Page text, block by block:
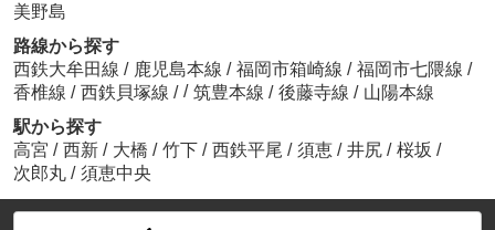
美野島
路線から探す
西鉄大牟田線 / 鹿児島本線 / 福岡市箱崎線 / 福岡市七隈線 /
香椎線 / 西鉄貝塚線 / / 筑豊本線 / 後藤寺線 / 山陽本線
駅から探す
高宮 / 西新 / 大橋 / 竹下 / 西鉄平尾 / 須恵 / 井尻 / 桜坂 /
次郎丸 / 須恵中央